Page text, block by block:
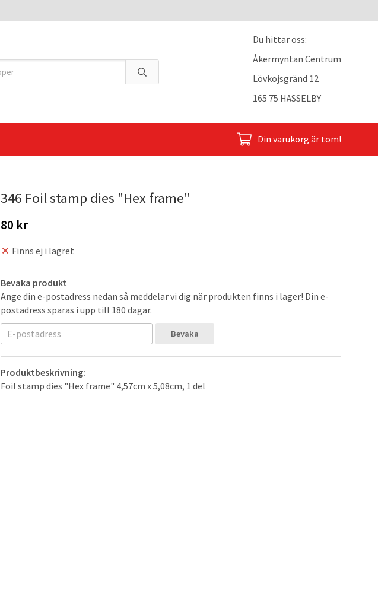
Du hittar oss:
Åkermyntan Centrum
Lövkojsgränd 12
165 75 HÄSSELBY
Din varukorg är tom!
346 Foil stamp dies "Hex frame"
80 kr
Finns ej i lagret
Bevaka produkt
Ange din e-postadress nedan så meddelar vi dig när produkten finns i lager! Din e-
postadress sparas i upp till 180 dagar.
Bevaka
Produktbeskrivning:
Foil stamp dies "Hex frame" 4,57cm x 5,08cm, 1 del